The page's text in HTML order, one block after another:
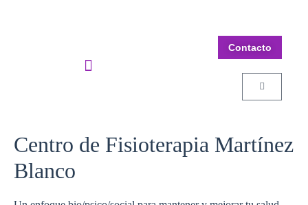
Contacto
Centro de Fisioterapia Martínez
Blanco